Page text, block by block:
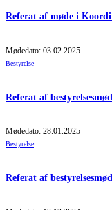
Referat af møde i
Mødedato: 03.02.2025
Bestyrelse
Referat af
Mødedato: 28.01.2025
Bestyrelse
Referat af